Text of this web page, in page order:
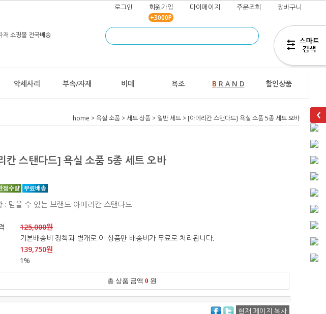
로그인 회원가입
+3000P
마이페이지 주문조회 장바구니
즐겨찾기
악세사리 부속/자재 비데 욕조 B R A N D 할인상품
home >욕실 소품 >세트 상품 > 일반 세트 > [아메리칸 스탠다드] 욕실 소품 5종 세트 오바
칸 스탠다드] 욕실 소품 5종 세트 오바
: 믿을 수 있는 브랜드 아메리칸 스탠다드
125,000원
기본배송비 정책과 별개로 이 상품만 배송비가 무료로 처리됩니다.
139,750원
1%
총 상품 금액 0 원
현재 페이지 복사